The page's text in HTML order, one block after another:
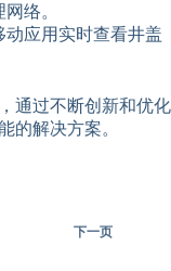
络。
动应用实时查看井盖
通过不断创新和优化
的解决方案。
下一页